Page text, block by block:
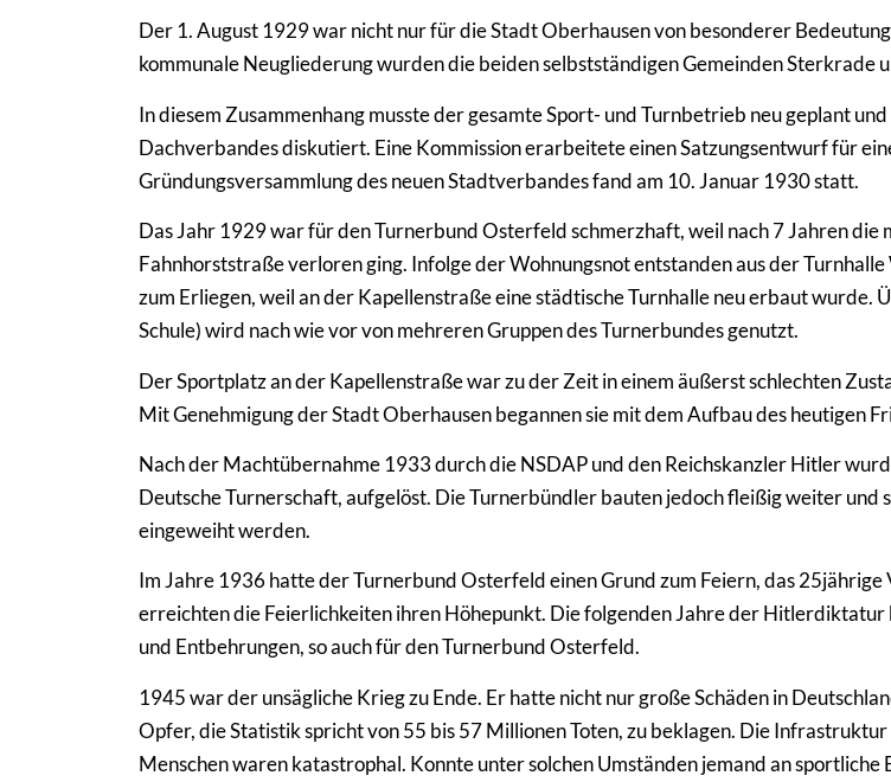
Der 1. August 1929 war nicht nur für die Stadt Oberhausen von besonderer
kommunale Neugliederung wurden die beiden selbstständigen Gemeinden
In diesem Zusammenhang musste der gesamte Sport- und Turnbetrieb neu geplant
Dachverbandes diskutiert. Eine Kommission erarbeitete einen Satzungsentwurf für
Gründungsversammlung des neuen Stadtverbandes fand am 10. Januar 1930 statt.
Das Jahr 1929 war für den Turnerbund Osterfeld schmerzhaft, weil nach 7 Jahren
Fahnhorststraße verloren ging. Infolge der Wohnungsnot entstanden aus der
zum Erliegen, weil an der Kapellenstraße eine städtische Turnhalle neu erbaut
Schule) wird nach wie vor von mehreren Gruppen des Turnerbundes genutzt.
Der Sportplatz an der Kapellenstraße war zu der Zeit in einem äußerst schlechten
Mit Genehmigung der Stadt Oberhausen begannen sie mit dem Aufbau des heutigen
Nach der Machtübernahme 1933 durch die NSDAP und den Reichskanzler Hitler
Deutsche Turnerschaft, aufgelöst. Die Turnerbündler bauten jedoch fleißig weiter und
eingeweiht werden.
Im Jahre 1936 hatte der Turnerbund Osterfeld einen Grund zum Feiern, das
erreichten die Feierlichkeiten ihren Höhepunkt. Die folgenden Jahre der
und Entbehrungen, so auch für den Turnerbund Osterfeld.
1945 war der unsägliche Krieg zu Ende. Er hatte nicht nur große Schäden in
Opfer, die Statistik spricht von 55 bis 57 Millionen Toten, zu beklagen. Die
Menschen waren katastrophal. Konnte unter solchen Umständen jemand an sportliche